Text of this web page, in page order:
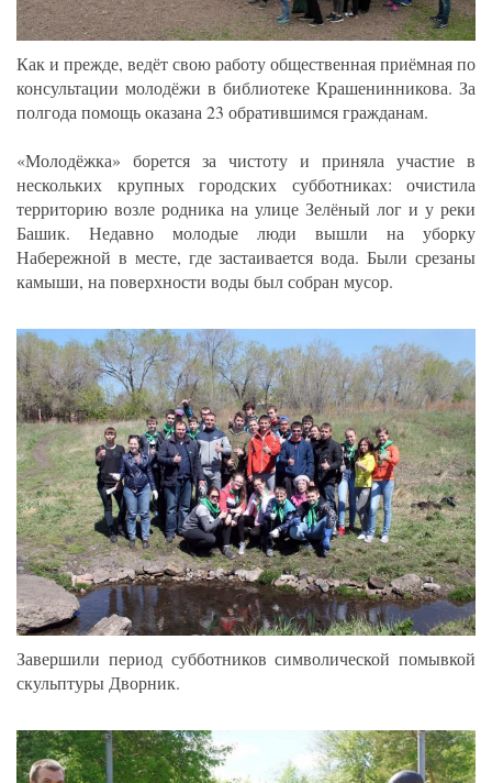
Как и прежде, ведёт свою работу общественная приёмная по
консультации молодёжи в библиотеке Крашенинникова. За
полгода помощь оказана 23 обратившимся гражданам.
«Молодёжка» борется за чистоту и приняла участие в
нескольких крупных городских субботниках: очистила
территорию возле родника на улице Зелёный лог и у реки
Башик. Недавно молодые люди вышли на уборку
Набережной в месте, где застаивается вода. Были срезаны
камыши, на поверхности воды был собран мусор.
Завершили период субботников символической помывкой
скульптуры Дворник.